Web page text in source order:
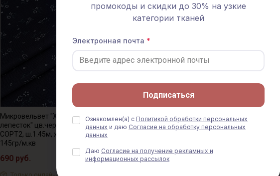
Микровельвет "Хрупкий
лепесток" цв.чернильный,
СОРТ2, ш.1.45м, хлопок-100%,
145гр/м.кв
690 руб.
Только онлайн-заказ
Мерный лоскут (ткань в
отрезах) Микровельвет
хлопок-100%, 130гр/м.кв
чернильном в
хлопок -
Только
промокоды и скидки до 30% на узкие
категории тканей
Электронная почта
Подписаться
Ознакомлен(а) с Политикой обработки персональных
данных и даю Согласие на обработку персональных
данных
Даю Согласие на получение рекламных и
информационных рассылок